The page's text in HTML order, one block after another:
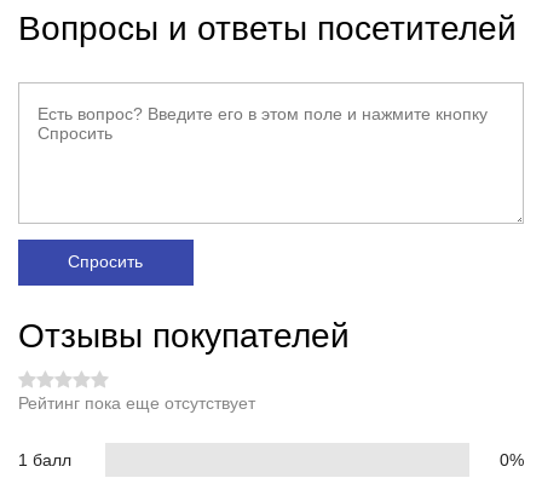
Вопросы и ответы посетителей
Спросить
Отзывы покупателей
Рейтинг пока еще отсутствует
1 балл 0%